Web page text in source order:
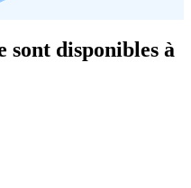
sont disponibles à